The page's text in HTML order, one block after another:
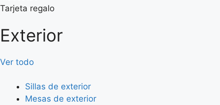
Tarjeta regalo
Exterior
Ver todo
Sillas de exterior
Mesas de exterior